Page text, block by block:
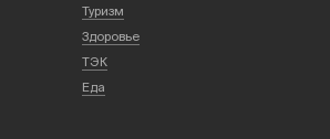
Туризм
Здоровье
ТЭК
Еда